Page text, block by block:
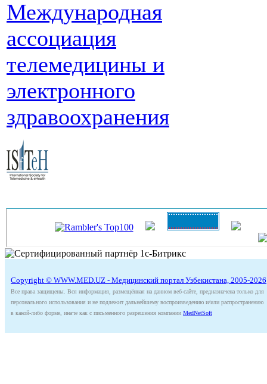
Международная
ассоциация
телемедицины и
электронного
здравоохранения
Copyright © WWW.MED.UZ - Медицинский портал Узбекистана, 2005-2026
Все права защищены. Вся информация, размещённая на данном веб-сайте, предназначена только для
персонального использования и не подлежит дальнейшему воспроизведению и/или распространению
в какой-либо форме, иначе как с письменного разрешения компании MedNetSoft